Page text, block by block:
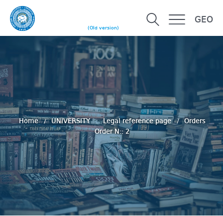
(Old version)
GEO
Home UNIVERSITY Legal reference page
Orders
Order N:: 2